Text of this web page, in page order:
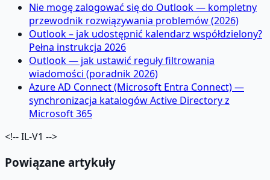
Nie mogę zalogować się do Outlook — kompletny
przewodnik rozwiązywania problemów (2026)
Outlook – jak udostępnić kalendarz współdzielony?
Pełna instrukcja 2026
Outlook — jak ustawić reguły filtrowania
wiadomości (poradnik 2026)
Azure AD Connect (Microsoft Entra Connect) —
synchronizacja katalogów Active Directory z
Microsoft 365
<!-- IL-V1 -->
Powiązane artykuły